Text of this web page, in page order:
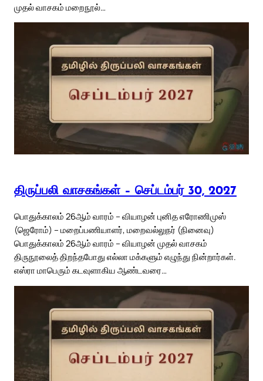
முதல் வாசகம் மறைநூல்…
திருப்பலி வாசகங்கள் – செப்டம்பர் 30, 2027
பொதுக்காலம் 26ஆம் வாரம் – வியாழன் புனித எரோணிமுஸ்
(ஜெரோம்) – மறைப்பணியாளர், மறைவல்லுநர் (நினைவு)
பொதுக்காலம் 26ஆம் வாரம் – வியாழன் முதல் வாசகம்
திருநூலைத் திறந்தபோது எல்லா மக்களும் எழுந்து நின்றார்கள்.
எஸ்ரா மாபெரும் கடவுளாகிய ஆண்டவரை…